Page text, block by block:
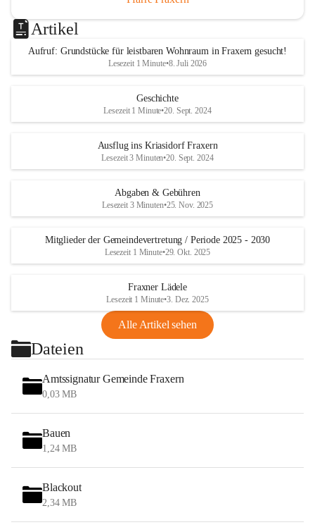
Artikel
Aufruf: Grundstücke für leistbaren Wohnraum in Fraxern gesucht!
Lesezeit 1 Minute•8. Juli 2026
Geschichte
Lesezeit 1 Minute•20. Sept. 2024
Ausflug ins Kriasidorf Fraxern
Lesezeit 3 Minuten•20. Sept. 2024
Abgaben & Gebühren
Lesezeit 3 Minuten•25. Nov. 2025
Mitglieder der Gemeindevertretung / Periode 2025 - 2030
Lesezeit 1 Minute•29. Okt. 2025
Fraxner Lädele
Lesezeit 1 Minute•3. Dez. 2025
Alle Artikel sehen
Dateien
Amtssignatur Gemeinde Fraxern
0,03 MB
Bauen
1,24 MB
Blackout
2,34 MB